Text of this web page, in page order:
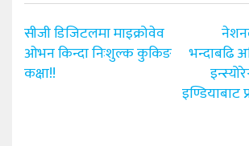
Post
navigation
सीजी डिजिटलमा माइक्रोवेव
ओभन किन्दा निःशुल्क कुकिङ
कक्षा!!
भन्दाबढि
इण्डियाबाट